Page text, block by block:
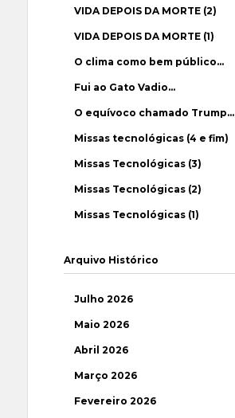
VIDA DEPOIS DA MORTE (2)
VIDA DEPOIS DA MORTE (1)
O clima como bem público…
Fui ao Gato Vadio…
O equívoco chamado Trump…
Missas tecnológicas (4 e fim)
Missas Tecnológicas (3)
Missas Tecnológicas (2)
Missas Tecnológicas (1)
Arquivo Histórico
Julho 2026
Maio 2026
Abril 2026
Março 2026
Fevereiro 2026